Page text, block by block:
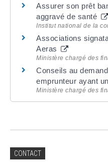
Assurer son prêt
aggravé de santé
Institut national de la
Associations
Aeras
Ministère chargé des
Conseils au
emprunteur ayant
Ministère chargé des
CONTACT